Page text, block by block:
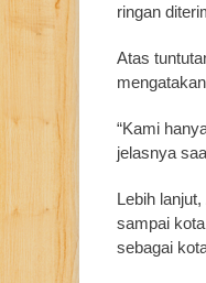
ringan
Atas
“Kami
jelasnya
Lebih
sampai
sebagai